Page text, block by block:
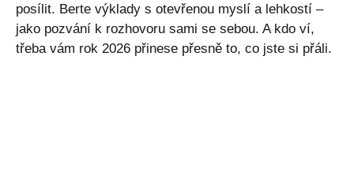
posílit. Berte výklady s otevřenou myslí a lehkostí –
jako pozvání k rozhovoru sami se sebou. A kdo ví,
třeba vám rok 2026 přinese přesně to, co jste si přáli.